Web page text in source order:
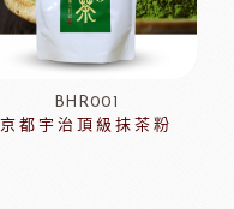
BHR001
京都宇治頂級抹茶粉